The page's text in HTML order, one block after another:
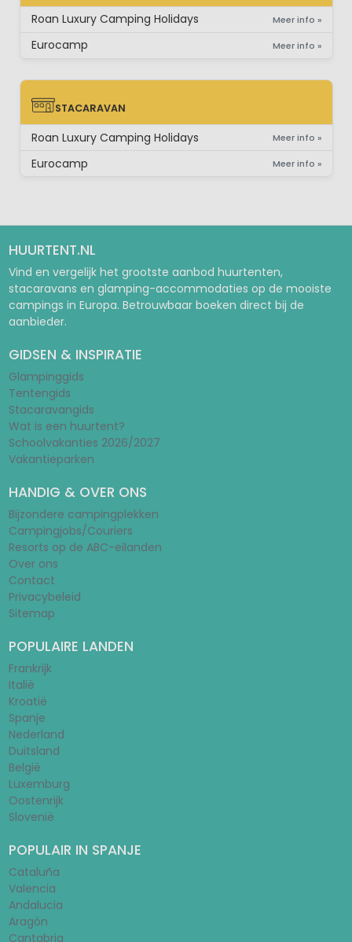
GLAMPING STACARAVAN (EXTRA LUXE)
Roan Luxury Camping Holidays Meer info »
Eurocamp Meer info »
STACARAVAN
STACARAVAN
Roan Luxury Camping Holidays Meer info »
Eurocamp Meer info »
HUURTENT.NL
Vind en vergelijk het grootste aanbod huurtenten,
stacaravans en glamping-accommodaties op de mooiste
campings in Europa. Betrouwbaar boeken direct bij de
aanbieder.
GIDSEN & INSPIRATIE
Glampinggids
Tentengids
Stacaravangids
Wat is een huurtent?
Schoolvakanties 2026/2027
Vakantieparken
HANDIG & OVER ONS
Bijzondere campingplekken
Campingjobs/Couriers
Resorts op de ABC-eilanden
Over ons
Contact
Privacybeleid
Sitemap
POPULAIRE LANDEN
Frankrijk
Italië
Kroatië
Spanje
Nederland
Duitsland
België
Luxemburg
Oostenrijk
Slovenië
POPULAIR IN SPANJE
Cataluña
Valencia
Andalucia
Aragón
Cantabria